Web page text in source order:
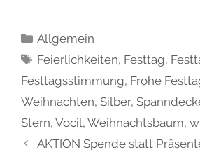
Allgemein
Feierlichkeiten, Festtag,
Festtagsstimmung, Frohe
Weihnachten, Silber,
Stern, Vocil, Weihnachtsbaum,
AKTION Spende statt